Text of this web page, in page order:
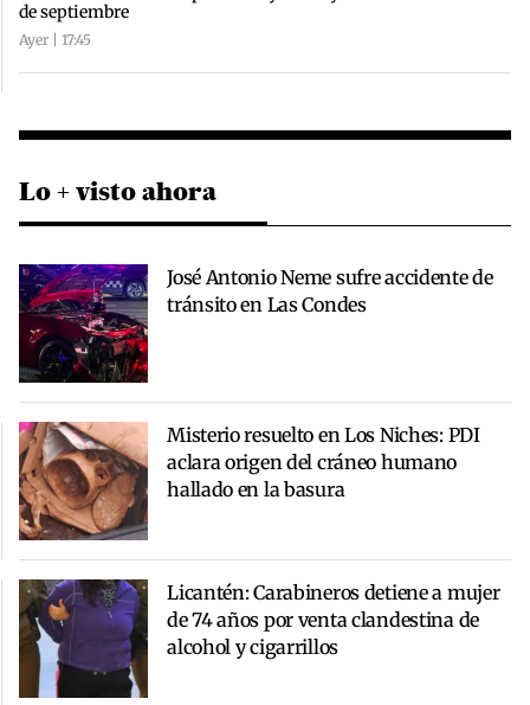
de septiembre
Ayer | 17:45
Lo + visto ahora
José Antonio Neme sufre accidente de
tránsito en Las Condes
Misterio resuelto en Los Niches: PDI
aclara origen del cráneo humano
hallado en la basura
Licantén: Carabineros detiene a mujer
de 74 años por venta clandestina de
alcohol y cigarrillos